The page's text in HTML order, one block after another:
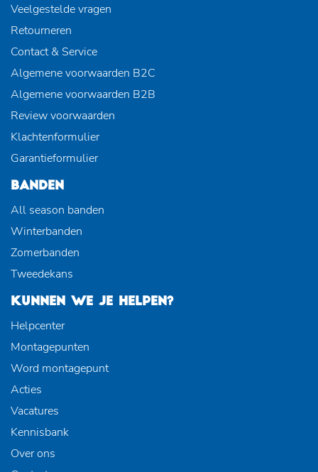
Veelgestelde vragen
Retourneren
Contact & Service
Algemene voorwaarden B2C
Algemene voorwaarden B2B
Review voorwaarden
Klachtenformulier
Garantieformulier
BANDEN
All season banden
Winterbanden
Zomerbanden
Tweedekans
KUNNEN WE JE HELPEN?
Helpcenter
Montagepunten
Word montagepunt
Acties
Vacatures
Kennisbank
Over ons